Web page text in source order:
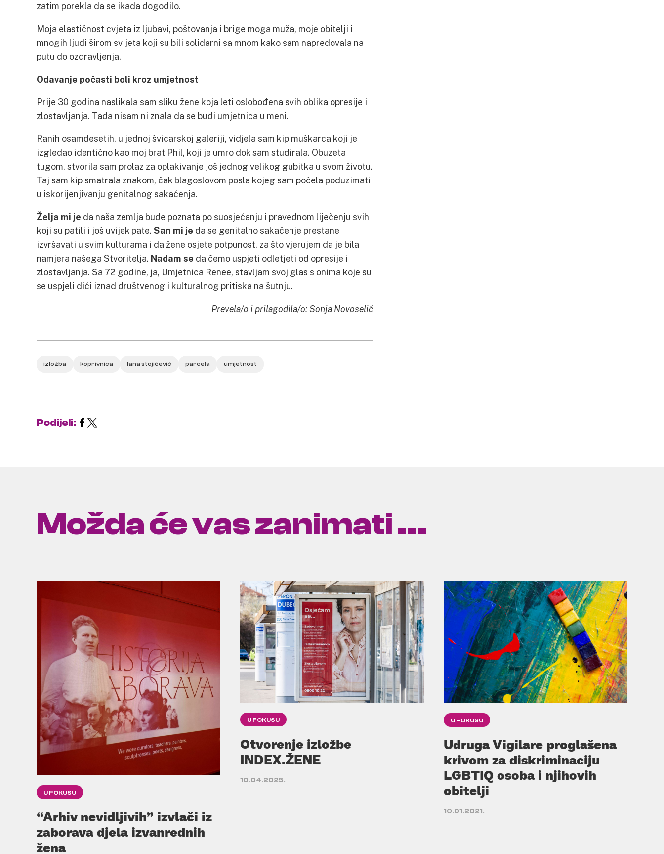
zatim porekla da se ikada dogodilo.
Moja elastičnost cvjeta iz ljubavi, poštovanja i brige moga muža, moje obitelji i
mnogih ljudi širom svijeta koji su bili solidarni sa mnom kako sam napredovala na
putu do ozdravljenja.
Odavanje počasti boli kroz umjetnost
Prije 30 godina naslikala sam sliku žene koja leti oslobođena svih oblika opresije i
zlostavljanja. Tada nisam ni znala da se budi umjetnica u meni.
Ranih osamdesetih, u jednoj švicarskoj galeriji, vidjela sam kip muškarca koji je
izgledao identično kao moj brat Phil, koji je umro dok sam studirala. Obuzeta
tugom, stvorila sam prolaz za oplakivanje još jednog velikog gubitka u svom životu.
Taj sam kip smatrala znakom, čak blagoslovom posla kojeg sam počela poduzimati
u iskorijenjivanju genitalnog sakaćenja.
Želja mi je da naša zemlja bude poznata po suosjećanju i pravednom liječenju svih
koji su patili i još uvijek pate. San mi je da se genitalno sakaćenje prestane
izvršavati u svim kulturama i da žene osjete potpunost, za što vjerujem da je bila
namjera našega Stvoritelja. Nadam se da ćemo uspjeti odletjeti od opresije i
zlostavljanja. Sa 72 godine, ja, Umjetnica Renee, stavljam svoj glas s onima koje su
se uspjeli dići iznad društvenog i kulturalnog pritiska na šutnju.
Prevela/o i prilagodila/o: Sonja Novoselić
izložba koprivnica lana stojićević parcela umjetnost
Podijeli:
Možda će vas zanimati ...
U FOKUSU
“Arhiv nevidljivih” izvlači iz
zaborava djela izvanrednih
žena
U FOKUSU
Otvorenje izložbe
INDEX.ŽENE
10.04.2025.
U FOKUSU
Udruga Vigilare proglašena
krivom za diskriminaciju
LGBTIQ osoba i njihovih
obitelji
10.01.2021.